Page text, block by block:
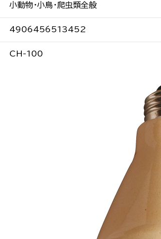
小動物・小鳥・爬虫類全般
4906456513452
CH-100